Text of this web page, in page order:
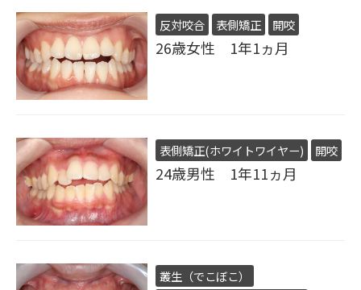
反対咬合 表側矯正 開咬
26歳女性 1年1ヵ月
表側矯正(ホワイトワイヤー) 開咬
24歳男性 1年11ヵ月
叢生（でこぼこ）